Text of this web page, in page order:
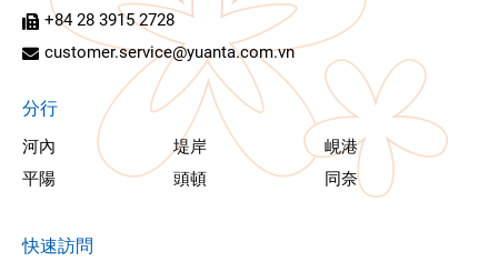
+84 28 3915 2728
customer.service@yuanta.com.vn
分行
河內 堤岸
峴港
平陽
頭頓 同奈
快速訪問